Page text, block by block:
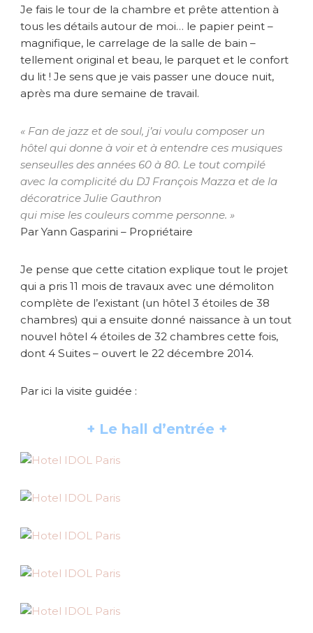
Je fais le tour de la chambre et prête attention à
tous les détails autour de moi… le papier peint –
magnifique, le carrelage de la salle de bain –
tellement original et beau, le parquet et le confort
du lit ! Je sens que je vais passer une douce nuit,
après ma dure semaine de travail.
« Fan de jazz et de soul, j’ai voulu composer un
hôtel qui donne à voir et à entendre ces musiques
senseulles des années 60 à 80. Le tout compilé
avec la complicité du DJ François Mazza et de la
décoratrice Julie Gauthron
qui mise les couleurs comme personne. »
Par Yann Gasparini – Propriétaire
Je pense que cette citation explique tout le projet
qui a pris 11 mois de travaux avec une démoliton
complète de l’existant (un hôtel 3 étoiles de 38
chambres) qui a ensuite donné naissance à un tout
nouvel hôtel 4 étoiles de 32 chambres cette fois,
dont 4 Suites – ouvert le 22 décembre 2014.
Par ici la visite guidée :
+ Le hall d’entrée +